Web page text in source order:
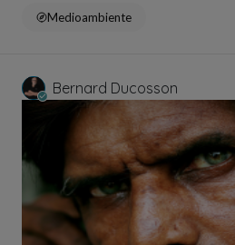
Medioambiente
Bernard Ducosson